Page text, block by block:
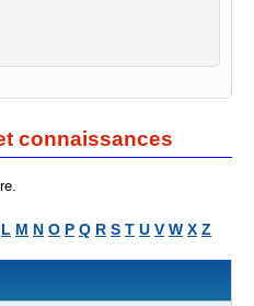
connaissances
L M N O P Q R S T U V W X Z